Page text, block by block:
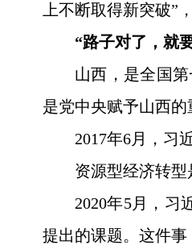
上不断取得新突破”
“路子对了，就
山西，是全国
是党中央赋予山西的
2017年6月，习
资源型经济转
2020年5月，习
提出的课题。这件